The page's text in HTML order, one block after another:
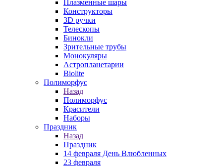
Плазменные шары
Конструкторы
3D ручки
Телескопы
Бинокли
Зрительные трубы
Монокуляры
Астропланетарии
Biolite
Полиморфус
Назад
Полиморфус
Красители
Наборы
Праздник
Назад
Праздник
14 февраля День Влюбленных
23 февраля